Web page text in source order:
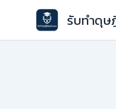
รับทำดุษ